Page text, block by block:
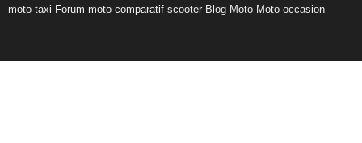
moto taxi Forum moto comparatif scooter Blog Moto Moto occasion